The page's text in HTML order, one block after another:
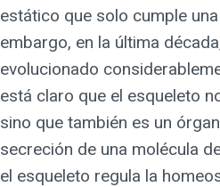
estático que solo cumple
embargo, en la última
evolucionado
está claro que el esqueleto
sino que también es un
secreción de una molécula
el esqueleto regula la